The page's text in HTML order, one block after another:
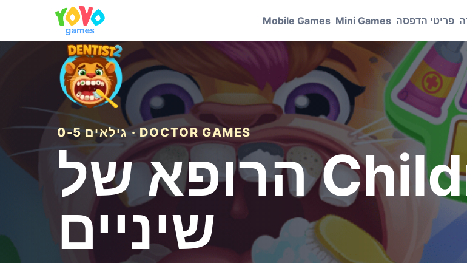
Mobile Games Mini Games פריטי הדפסה
גילאים 0-5 · DOCTOR GAMES
הרופא של Сhildren: רופא
שיניים